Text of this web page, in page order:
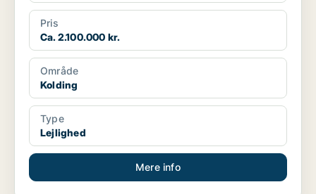
Pris
Ca. 2.100.000 kr.
Område
Kolding
Type
Lejlighed
Mere info